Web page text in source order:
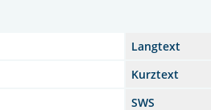
Langtext
Kurztext
SWS